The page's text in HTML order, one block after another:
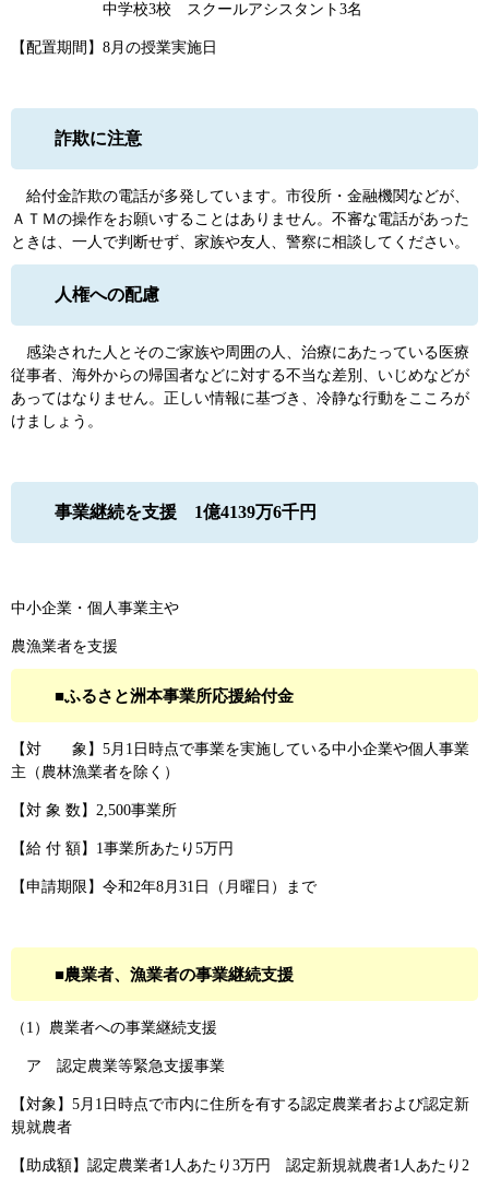
中学校3校 スクールアシスタント3名
【配置期間】8月の授業実施日
詐欺に注意
給付金詐欺の電話が多発しています。市役所・金融機関などが、
ＡＴＭの操作をお願いすることはありません。不審な電話があった
ときは、一人で判断せず、家族や友人、警察に相談してください。
人権への配慮
感染された人とそのご家族や周囲の人、治療にあたっている医療
従事者、海外からの帰国者などに対する不当な差別、いじめなどが
あってはなりません。正しい情報に基づき、冷静な行動をこころが
けましょう。
事業継続を支援 1億4139万6千円
中小企業・個人事業主や
農漁業者を支援
■ふるさと洲本事業所応援給付金
【対 象】5月1日時点で事業を実施している中小企業や個人事業
主（農林漁業者を除く）
【対 象 数】2,500事業所
【給 付 額】1事業所あたり5万円
【申請期限】令和2年8月31日（月曜日）まで
■農業者、漁業者の事業継続支援
（1）農業者への事業継続支援
ア 認定農業等緊急支援事業
【対象】5月1日時点で市内に住所を有する認定農業者および認定新
規就農者
【助成額】認定農業者1人あたり3万円 認定新規就農者1人あたり2